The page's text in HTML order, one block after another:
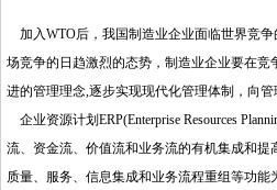
加入WTO后，我国制造业企业面临世界竞
场竞争的日趋激烈的态势，制造业企业要在
进的管理理念,逐步实现现代化管理体制，向管
企业资源计划 ERP(Enterprise Resources
流、资金流、价值流和业务流的有机集成和
质量、服务、信息集成和业务流程重组等功